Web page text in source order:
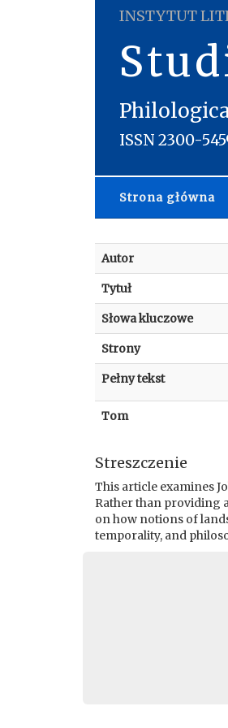
INSTYTUT
ISSN 2300-
Strona główna
Autor
Tytuł
Słowa kluczowe
Strony
Pełny tekst
Tom
Streszczenie
This article examines
Rather than providing
on how notions of
temporality, and